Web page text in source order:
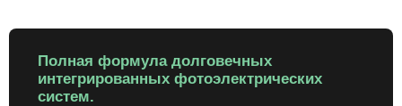
Полная формула долговечных
интегрированных фотоэлектрических
систем.